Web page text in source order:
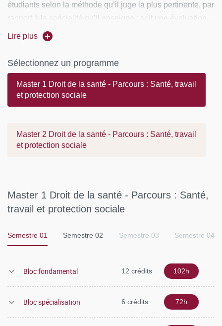
étudiants selon la méthode qu’il juge la plus pertinente, par
rapport à la spécialité qu’il enseigne : soit une évaluation
en continue (notation de travaux présentés dans les
En Master 2, la spécialité « Santé, travail et protection
sociale » ouverte en apprentissage depuis septembre
2017 est organisée sous forme de cours et séminaires
dispensés entre septembre et juin sur deux jours.
Les étudiants sous contrat d’apprentissage devront passer
les autres jours de la semaine en entreprise.
Lire plus
Sélectionnez un programme
Master 1 Droit de la santé - Parcours : Santé, travail
et protection sociale
Master 2 Droit de la santé - Parcours : Santé, travail
et protection sociale
Master 1 Droit de la santé - Parcours : Santé,
travail et protection sociale
Semestre 01 Semestre 02 Semestre 03 Semestre 04
Bloc fondamental 12 crédits 102h
Bloc spécialisation 6 crédits 72h